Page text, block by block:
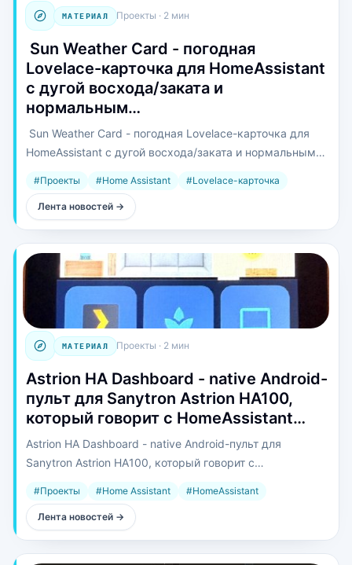
МАТЕРИАЛ Проекты · 2 мин
️ Sun Weather Card - погодная
Lovelace-карточка для HomeAssistant
с дугой восхода/заката и
нормальным…
️ Sun Weather Card - погодная Lovelace-карточка для
HomeAssistant с дугой восхода/заката и нормальным
#Проекты #Home Assistant #Lovelace-карточка
Лента новостей →
МАТЕРИАЛ Проекты · 2 мин
Astrion HA Dashboard - native Android-
пульт для Sanytron Astrion HA100,
который говорит с HomeAssistant…
Astrion HA Dashboard - native Android-пульт для
Sanytron Astrion HA100, который говорит с
#Проекты #Home Assistant #HomeAssistant
Лента новостей →